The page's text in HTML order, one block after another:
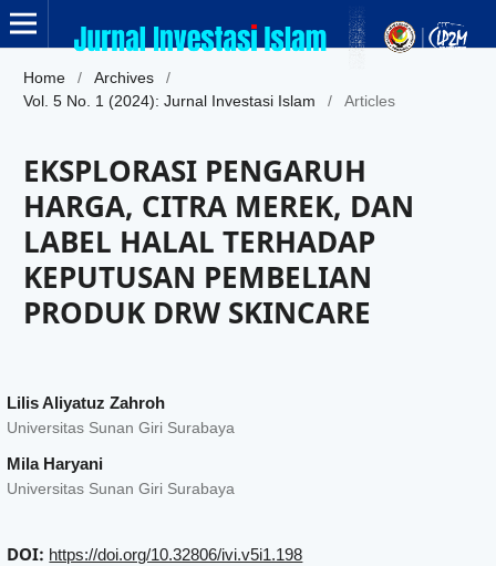
Home / Archives
/
Vol. 5 No. 1 (2024): Jurnal Investasi Islam
/ Articles
EKSPLORASI PENGARUH
HARGA, CITRA MEREK, DAN
LABEL HALAL TERHADAP
KEPUTUSAN PEMBELIAN
PRODUK DRW SKINCARE
Lilis Aliyatuz Zahroh
Universitas Sunan Giri Surabaya
Mila Haryani
Universitas Sunan Giri Surabaya
DOI: https://doi.org/10.32806/ivi.v5i1.198